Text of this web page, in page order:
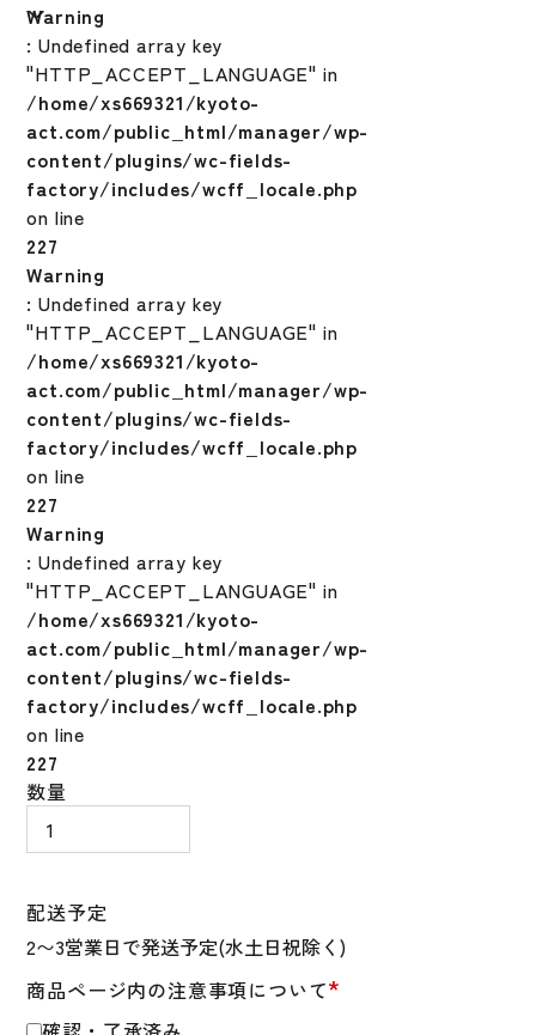
商品ページ内の注意事項について*
Warning
: Undefined array key
"HTTP_ACCEPT_LANGUAGE" in
/home/xs669321/kyoto-
act.com/public_html/manager/wp-
content/plugins/wc-fields-
factory/includes/wcff_locale.php
on line
227
Warning
: Undefined array key
"HTTP_ACCEPT_LANGUAGE" in
/home/xs669321/kyoto-
act.com/public_html/manager/wp-
content/plugins/wc-fields-
factory/includes/wcff_locale.php
on line
227
配送予定
数量
佐々
朗
人
フ
ィ
ギ
Warning
: Undefined array key
"HTTP_ACCEPT_LANGUAGE" in
/home/xs669321/kyoto-
act.com/public_html/manager/wp-
content/plugins/wc-fields-
factory/includes/wcff_locale.php
on line
227